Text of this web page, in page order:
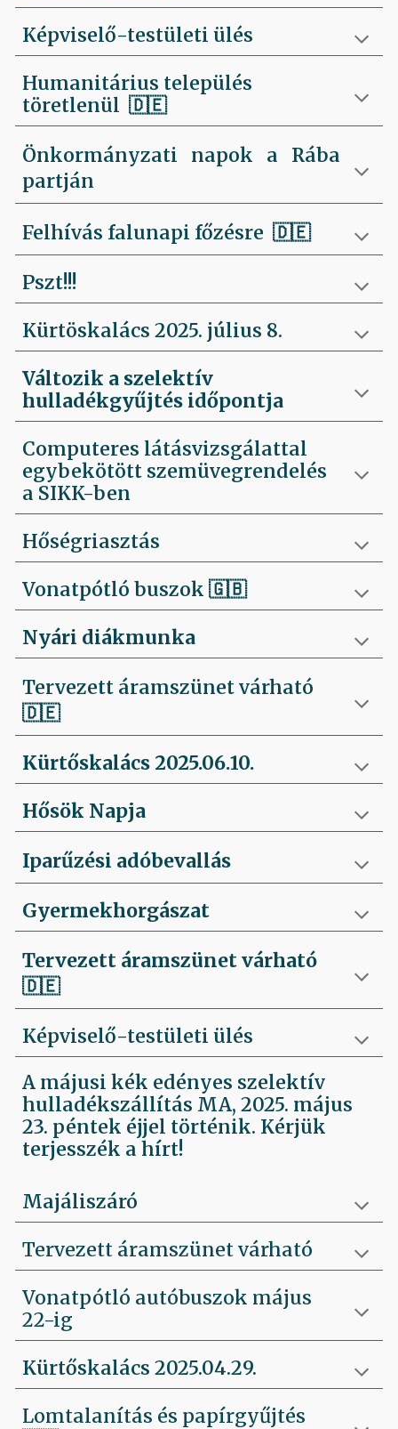
Képviselő-testületi ülés
Humanitárius település
töretlenül🇩🇪
Önkormányzati napok a Rába
partján
Felhívás falunapi főzésre🇩🇪
Pszt!!!
Kürtöskalács 2025. július 8.
Változik a szelektív
hulladékgyűjtés időpontja
Computeres látásvizsgálattal
egybekötött szemüvegrendelés
a SIKK-ben
Hőségriasztás
Vonatpótló buszok 🇬🇧
Nyári diákmunka
Tervezett áramszünet várható
🇩🇪
Kürtőskalács 2025.06.10.
Hősök Napja
Iparűzési adóbevallás
Gyermekhorgászat
Tervezett áramszünet várható
🇩🇪
Képviselő-testületi ülés
A májusi kék edényes szelektív
hulladékszállítás MA, 2025. május
23. péntek éjjel történik. Kérjük
terjesszék a hírt!
Majáliszáró
Tervezett áramszünet várható
Vonatpótló autóbuszok május
22-ig
Kürtőskalács 2025.04.29.
Lomtalanítás és papírgyűjtés